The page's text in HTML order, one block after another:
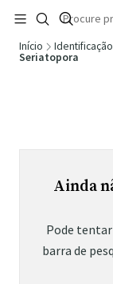
🚚 Portugal
Início
Seriatopora
Ainda
Pode
barra de